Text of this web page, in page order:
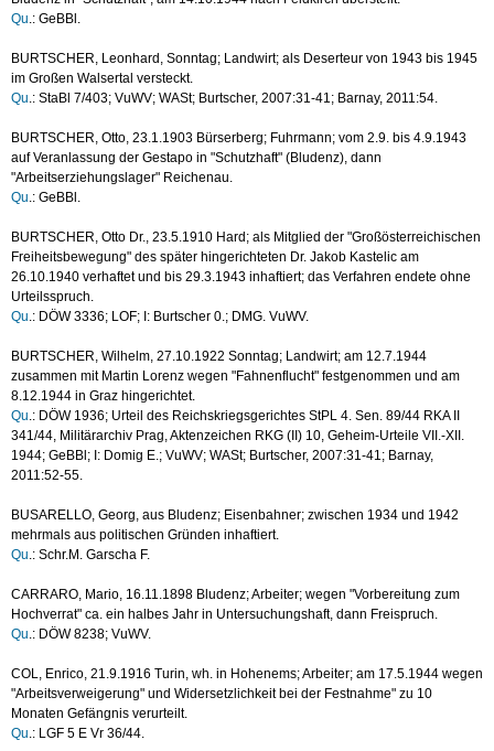
Qu .: GeBBl.
BURTSCHER, Leonhard, Sonntag; Landwirt; als Deserteur von 1943 bis 1945
im Großen Walsertal versteckt.
Qu .: StaBl 7/403; VuWV; WASt; Burtscher, 2007:31-41; Barnay, 2011:54.
BURTSCHER, Otto, 23.1.1903 Bürserberg; Fuhrmann; vom 2.9. bis 4.9.1943
auf Veranlassung der Gestapo in "Schutzhaft" (Bludenz), dann
"Arbeitserziehungslager" Reichenau.
Qu .: GeBBl.
BURTSCHER, Otto Dr., 23.5.1910 Hard; als Mitglied der "Großösterreichischen
Freiheitsbewegung" des später hingerichteten Dr. Jakob Kastelic am
26.10.1940 verhaftet und bis 29.3.1943 inhaftiert; das Verfahren endete ohne
Urteilsspruch.
Qu .: DÖW 3336; LOF; I: Burtscher 0.; DMG. VuWV.
BURTSCHER, Wilhelm, 27.10.1922 Sonntag; Landwirt; am 12.7.1944
zusammen mit Martin Lorenz wegen "Fahnenflucht" festgenommen und am
8.12.1944 in Graz hingerichtet.
Qu .: DÖW 1936; Urteil des Reichskriegsgerichtes StPL 4. Sen. 89/44 RKA II
341/44, Militärarchiv Prag, Aktenzeichen RKG (II) 10, Geheim-Urteile VII.-XII.
1944; GeBBl; I: Domig E.; VuWV; WASt; Burtscher, 2007:31-41; Barnay,
2011:52-55.
BUSARELLO, Georg, aus Bludenz; Eisenbahner; zwischen 1934 und 1942
mehrmals aus politischen Gründen inhaftiert.
Qu .: Schr.M. Garscha F.
CARRARO, Mario, 16.11.1898 Bludenz; Arbeiter; wegen "Vorbereitung zum
Hochverrat" ca. ein halbes Jahr in Untersuchungshaft, dann Freispruch.
Qu .: DÖW 8238; VuWV.
COL, Enrico, 21.9.1916 Turin, wh. in Hohenems; Arbeiter; am 17.5.1944 wegen
"Arbeitsverweigerung" und Widersetzlichkeit bei der Festnahme" zu 10
Monaten Gefängnis verurteilt.
Qu .: LGF 5 E Vr 36/44.